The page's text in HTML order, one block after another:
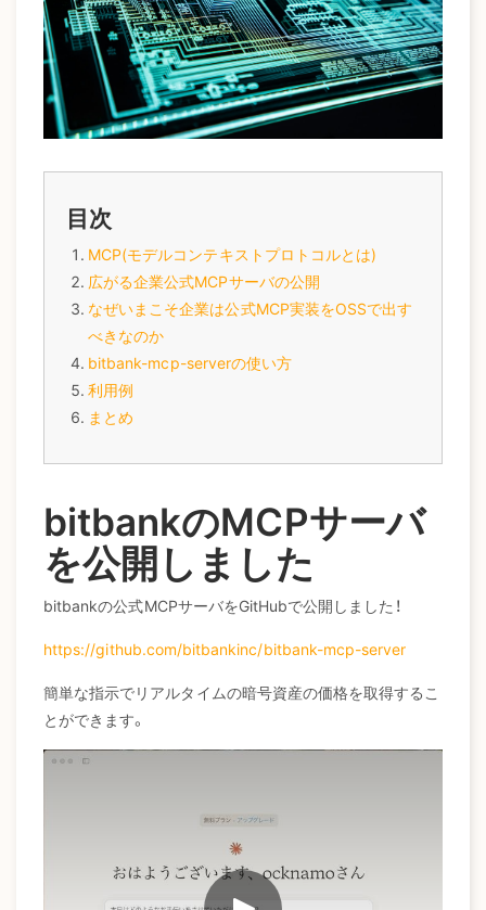
目次
MCP(モデルコンテキストプロトコルとは)
広がる企業公式MCPサーバの公開
なぜいまこそ企業は公式MCP実装をOSSで出す
べきなのか
bitbank-mcp-serverの使い方
利用例
まとめ
bitbankのMCPサーバ
を公開しました
bitbankの公式MCPサーバをGitHubで公開しました！
https://github.com/bitbankinc/bitbank-mcp-server
簡単な指示でリアルタイムの暗号資産の価格を取得するこ
とができます。